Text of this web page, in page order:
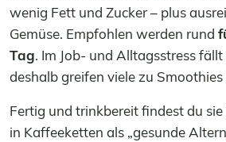
wenig Fett und Zucker – plus
Gemüse. Empfohlen werden rund
Tag. Im Job- und Alltagsstress
deshalb greifen viele zu
Fertig und trinkbereit findest du
in Kaffeeketten als „gesunde